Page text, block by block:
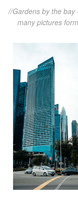
//Gardens by the bay
many pictures